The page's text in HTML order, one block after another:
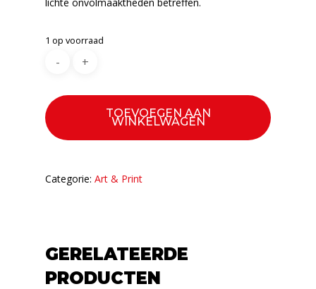
1 op voorraad
TOEVOEGEN AAN
WINKELWAGEN
Categorie: Art & Print
GERELATEERDE
PRODUCTEN